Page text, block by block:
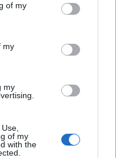
of my
my
my
of my
with the
Chiacchiera
er posacenere ve pesa in
je rode e ve smolecola la